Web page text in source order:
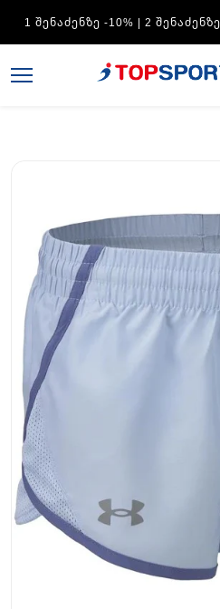
ᲨᲔᲜᲐᲫᲔᲜᲖᲔ -